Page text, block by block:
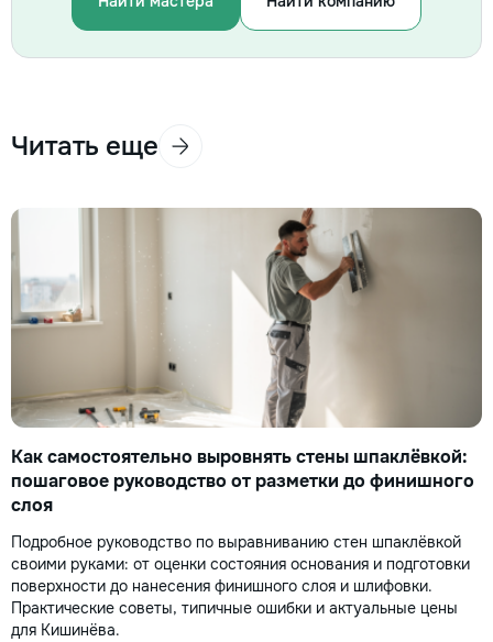
Читать еще
Как самостоятельно выровнять стены шпаклёвкой:
пошаговое руководство от разметки до финишного
слоя
Подробное руководство по выравниванию стен шпаклёвкой
своими руками: от оценки состояния основания и подготовки
поверхности до нанесения финишного слоя и шлифовки.
Практические советы, типичные ошибки и актуальные цены
для Кишинёва.